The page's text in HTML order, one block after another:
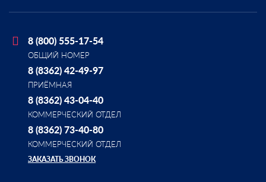
8 (800) 555-17-54
ОБЩИЙ НОМЕР
8 (8362) 42-49-97
ПРИЁМНАЯ
8 (8362) 43-04-40
КОММЕРЧЕСКИЙ ОТДЕЛ
8 (8362) 73-40-80
КОММЕРЧЕСКИЙ ОТДЕЛ
ЗАКАЗАТЬ ЗВОНОК